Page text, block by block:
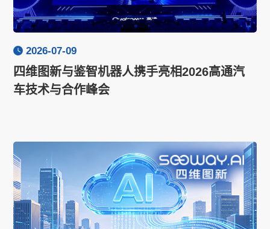
2026-07-09
四维图新与鉴智机器人携手亮相2026高通汽
车技术与合作峰会